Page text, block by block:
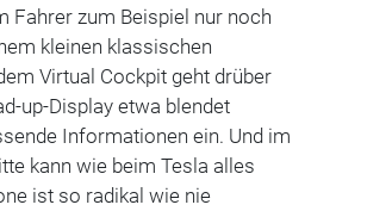
Fahrer zum Beispiel nur noch
kleinen klassischen
Virtual Cockpit geht drüber
up-Display etwa blendet
Informationen ein. Und im
kann wie beim Tesla alles
ist so radikal wie nie